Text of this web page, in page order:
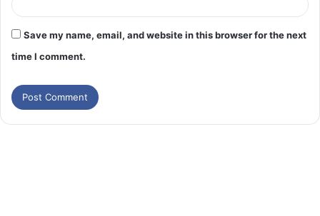
Save my name, email, and website in this browser for the next
time I comment.